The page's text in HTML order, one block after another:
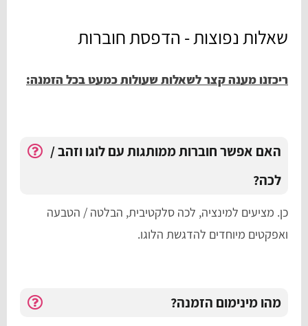
שאלות נפוצות - הדפסת חוברות
ריכזנו מענה קצר לשאלות שעולות כמעט בכל הזמנה:
האם אפשר חוברות ממותגות עם לוגו וזהב /
לכה?
כן. מציעים למינציה, לכה סלקטיבית, הבלטה / הטבעה
ואפקטים מיוחדים להדגשת הלוגו.
מהו מינימום הזמנה?